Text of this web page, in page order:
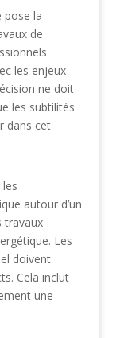
pose la
de
les enjeux
ne doit
les subtilités
dans cet
autour d’un
travaux
Les
doivent
Cela inclut
une